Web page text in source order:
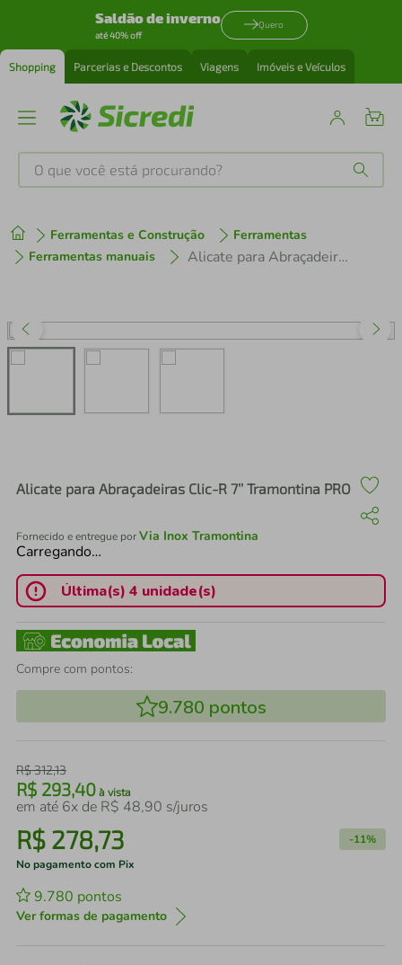
Saldão de inverno
até 40% off
Quero
Shopping Parcerias e Descontos Viagens Imóveis e Veículos
O que você está procurando?
Ferramentas e Construção
Ferramentas
Ferramentas manuais
Alicate para Abraçadeiras Clic-R 7’’ Tramontina PRO
Alicate para Abraçadeiras Clic-R 7’’ Tramontina PRO
Fornecido e entregue porVia Inox Tramontina
Carregando…
Última(s) 4 unidade(s)
Compre com pontos:
9.780 pontos
R$312,13
R$ 293,40 à vista
em até 6x de R$ 48,90 s/juros
R$ 278,73 -11%
No pagamento com Pix
9.780 pontos
Ver formas de pagamento
1º tenis
3º perfume